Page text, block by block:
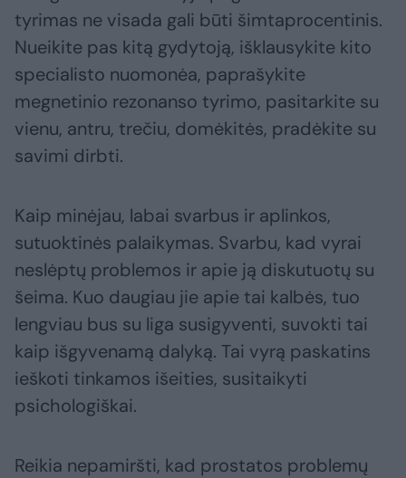
tyrimas ne visada gali būti šimtaprocentinis.
Nueikite pas kitą gydytoją, išklausykite kito
specialisto nuomonėa, paprašykite
megnetinio rezonanso tyrimo, pasitarkite su
vienu, antru, trečiu, domėkitės, pradėkite su
savimi dirbti.
Kaip minėjau, labai svarbus ir aplinkos,
sutuoktinės palaikymas. Svarbu, kad vyrai
neslėptų problemos ir apie ją diskutuotų su
šeima. Kuo daugiau jie apie tai kalbės, tuo
lengviau bus su liga susigyventi, suvokti tai
kaip išgyvenamą dalyką. Tai vyrą paskatins
ieškoti tinkamos išeities, susitaikyti
psichologiškai.
Reikia nepamiršti, kad prostatos problemų